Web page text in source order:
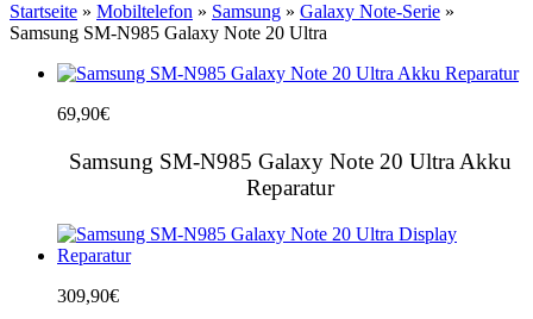
Startseite » Mobiltelefon » Samsung » Galaxy Note-Serie »
Samsung SM-N985 Galaxy Note 20 Ultra
69,90€
Samsung SM-N985 Galaxy Note 20 Ultra Akku
Reparatur
309,90€